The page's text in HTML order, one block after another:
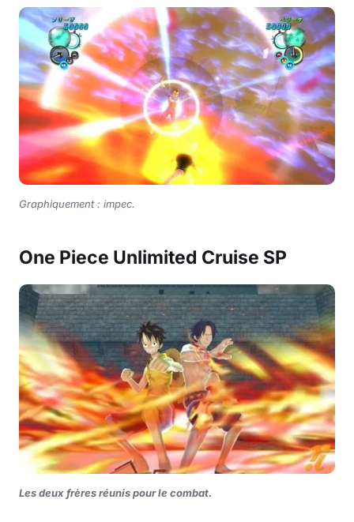
Graphiquement : impec.
One Piece Unlimited Cruise SP
Les deux frères réunis pour le combat.